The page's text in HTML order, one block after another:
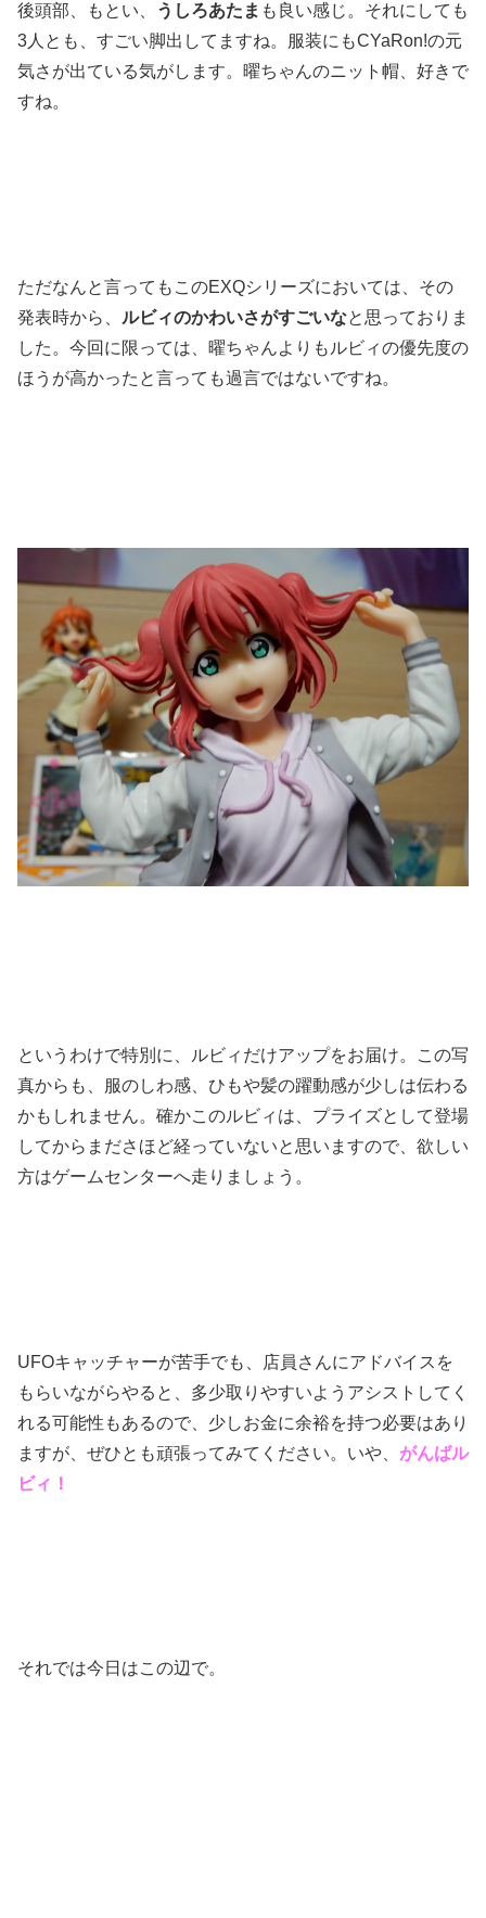
後頭部、もとい、 うしろあたま も良い感じ。それにしても
3人とも、すごい脚出してますね。服装にもCYaRon!の元
気さが出ている気がします。曜ちゃんのニット帽、好きで
すね。
ただなんと言ってもこのEXQシリーズにおいては、その
発表時から、 ルビィのかわいさがすごいなと思っておりま
した。今回に限っては、曜ちゃんよりもルビィの優先度の
ほうが高かったと言っても過言ではないですね。
というわけで特別に、ルビィだけアップをお届け。この写
真からも、服のしわ感、ひもや髪の躍動感が少しは伝わる
かもしれません。確かこのルビィは、プライズとして登場
してからまださほど経っていないと思いますので、欲しい
方はゲームセンターへ走りましょう。
UFOキャッチャーが苦手でも、店員さんにアドバイスを
もらいながらやると、多少取りやすいようアシストしてく
れる可能性もあるので、少しお金に余裕を持つ必要はあり
ますが、ぜひとも頑張ってみてください。いや、 がんばル
ビィ！
それでは今日はこの辺で。